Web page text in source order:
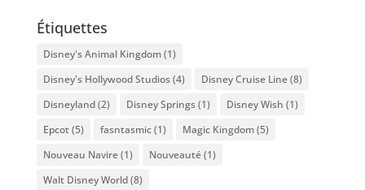
Étiquettes
Disney's Animal Kingdom(1)
Disney's Hollywood Studios(4) Disney Cruise Line(8)
Disneyland(2) Disney Springs(1) Disney Wish (1)
Epcot (5) fasntasmic(1) Magic Kingdom(5)
Nouveau Navire(1) Nouveauté(1)
Walt Disney World(8)